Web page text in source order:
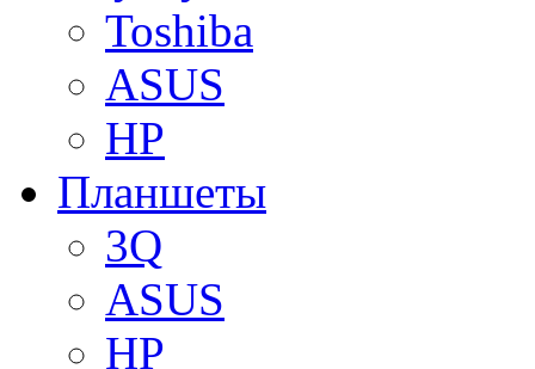
Toshiba
ASUS
HP
Планшеты
3Q
ASUS
HP